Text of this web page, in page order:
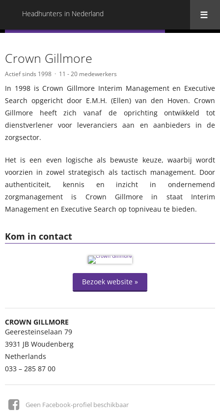
Headhunters in Nederland
Kom in contact
Bezoek website »
CROWN GILLMORE
Geeresteinselaan 79
3931 JB Woudenberg
Netherlands
033 – 285 87 00
Geen Facebook-profiel beschikbaar
Crown Gillmore
Actief sinds 1998 11 - 20 medewerkers
In 1998 is Crown Gillmore Interim Management en Executive
Search opgericht door E.M.H. (Ellen) van den Hoven. Crown
Gillmore heeft zich vanaf de oprichting ontwikkeld tot
dienstverlener voor leveranciers aan en aanbieders in de
zorgsector.
Het is een even logische als bewuste keuze, waarbij wordt
voorzien in zowel strategisch als tactisch management. Door
authenticiteit, kennis en inzicht in ondernemend
zorgmanagement is Crown Gillmore in staat Interim
Management en Executive Search op topniveau te bieden.